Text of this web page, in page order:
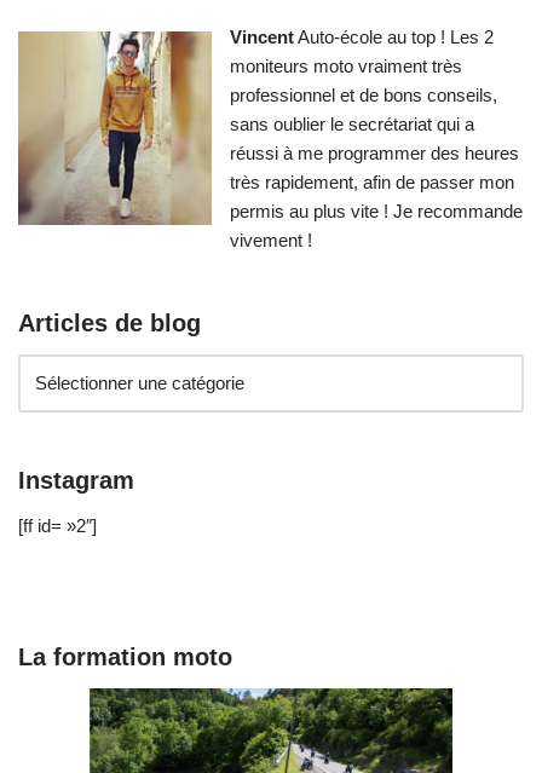
VincentAuto-école au top ! Les 2
moniteurs moto vraiment très
professionnel et de bons conseils,
sans oublier le secrétariat qui a
réussi à me programmer des heures
très rapidement, afin de passer mon
permis au plus vite ! Je recommande
vivement !
Articles de blog
Instagram
[ff id= »2″]
La formation moto